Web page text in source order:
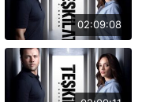
02:09:08